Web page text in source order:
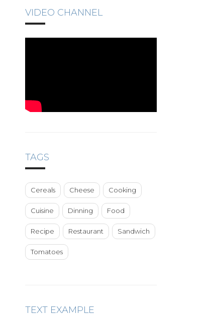
VIDEO CHANNEL
TAGS
Cereals Cheese Cooking
Cuisine Dinning Food
Recipe Restaurant Sandwich
Tomatoes
TEXT EXAMPLE